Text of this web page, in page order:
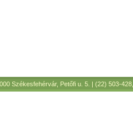
Székesfehérvár, Petőfi u. 5. | (22) 503-